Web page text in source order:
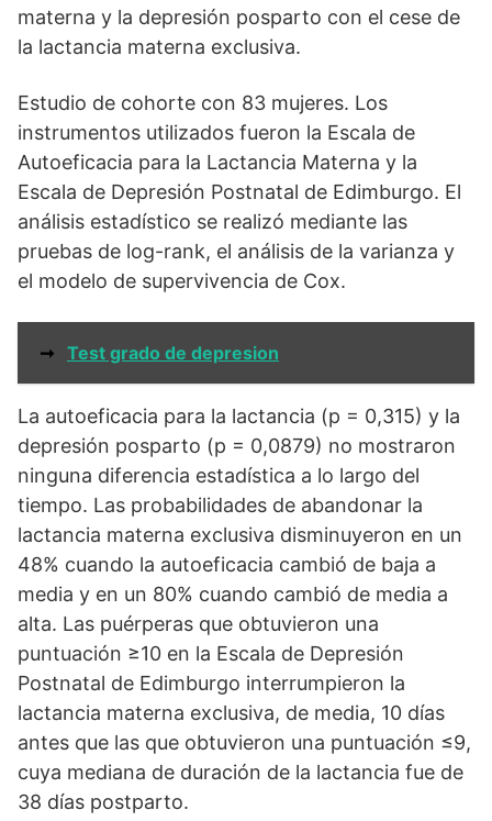
materna y la depresión posparto con el cese de
la lactancia materna exclusiva.
Estudio de cohorte con 83 mujeres. Los
instrumentos utilizados fueron la Escala de
Autoeficacia para la Lactancia Materna y la
Escala de Depresión Postnatal de Edimburgo. El
análisis estadístico se realizó mediante las
pruebas de log-rank, el análisis de la varianza y
el modelo de supervivencia de Cox.
➞ Test grado de depresion
La autoeficacia para la lactancia (p = 0,315) y la
depresión posparto (p = 0,0879) no mostraron
ninguna diferencia estadística a lo largo del
tiempo. Las probabilidades de abandonar la
lactancia materna exclusiva disminuyeron en un
48% cuando la autoeficacia cambió de baja a
media y en un 80% cuando cambió de media a
alta. Las puérperas que obtuvieron una
puntuación ≥10 en la Escala de Depresión
Postnatal de Edimburgo interrumpieron la
lactancia materna exclusiva, de media, 10 días
antes que las que obtuvieron una puntuación ≤9,
cuya mediana de duración de la lactancia fue de
38 días postparto.